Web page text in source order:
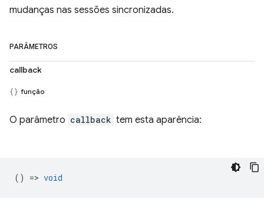
mudanças nas sessões sincronizadas.
PARÂMETROS
callback
função
O parâmetro callback tem esta aparência:
() => void